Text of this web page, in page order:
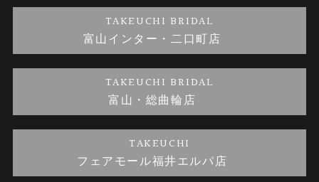
金澤指輪工房｜手作り婚約指輪プロポーズプラン
TAKEUCHI BRIDAL
富山インター・二口町店
TAKEUCHI BRIDAL
富山・総曲輪店
TAKEUCHI
フェアモール福井エルパ店